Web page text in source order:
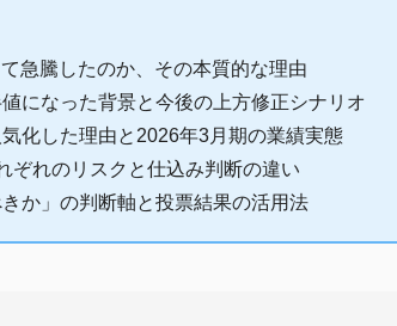
急騰したのか、その本質的な理由
になった背景と今後の上方修正シナリオ
化した理由と2026年3月期の業績実態
ぞれのリスクと仕込み判断の違い
か」の判断軸と投票結果の活用法